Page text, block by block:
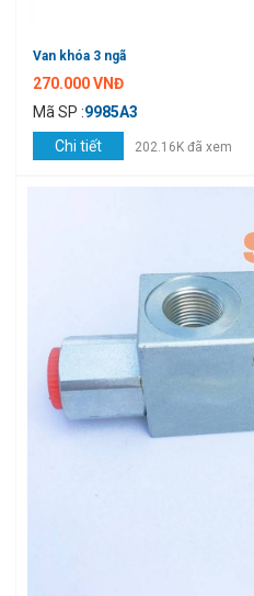
Van khóa 3 ngã
270.000 VNĐ
Mã SP :9985A3
Chi tiết
202.16K đã xem